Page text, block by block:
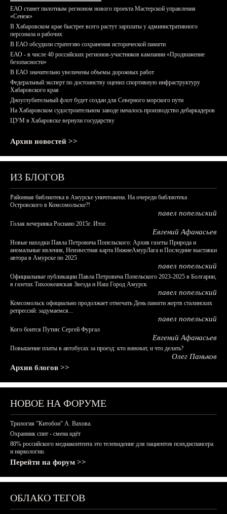
ЕАО станет пилотным регионом нового проекта Мастерской управления
«Сенеж»
В Хабаровском крае быстрее всего растут зарплаты у административного
персонала и рабочих
В ЕАО обсудили стратегию сохранения исторической памяти
ЕАО - в числе 40 российских регионов-участников кампании «Продвижение
безопасности»
В ЕАО значительно увеличены объемы дорожных работ
Федеральный эксперт по достоинству оценил спортивную инфраструктуру
Хабаровского края
Дноуглубительный флот будет создан для Северного морского пути
На Хабаровском судостроительном заводе началось производство дебаркадеров
ЦУМ в Хабаровске вернули государству
Архив новостей >>
ИЗ БЛОГОВ
Районная библиотека в Амурске уничтожена. На очереди библиотека
Островского в Комсомольске?!
павел попельский
Голая вечеринка Роснано 2015г. Итог.
Евгений Афанасьев
Новые находки Павла Петровича Попельского: Архив газеты Природа и
аномальные явления, Неизвестная карта НижнеАмурЛага и Последние выставки
автора в Амурске по 2025
павел попельский
Официальные публикации Павла Петровича Попельского 2023-2025 в Болгарии,
в газетах Тихоокеанская Звезда и Наш Город Амурск
павел попельский
Комсомольск официально продолжает отмечать День памяти жертв сталинских
репрессий: задумаемся...
павел попельский
Кого боится Путин: Сергей Фургал
Евгений Афанасьев
Повышение платы в автобусах за проезд: кто виноват, и что делать?
Олег Паньков
Архив блогов >>
НОВОЕ НА ФОРУМЕ
Трилогия "Китобои" А. Вахова.
Охранник спит - смена идёт
80% российского медиаконтента это телевидение для пациентов психдиспансера
и наркологии.
Перейти на форум >>
ОБЛАКО ТЕГОВ